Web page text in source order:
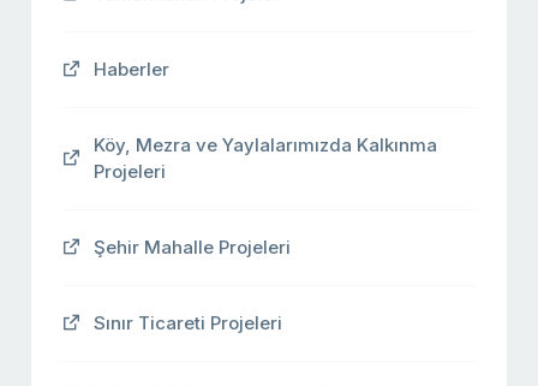
Haberler
Köy, Mezra ve Yaylalarımızda Kalkınma
Projeleri
Şehir Mahalle Projeleri
Sınır Ticareti Projeleri